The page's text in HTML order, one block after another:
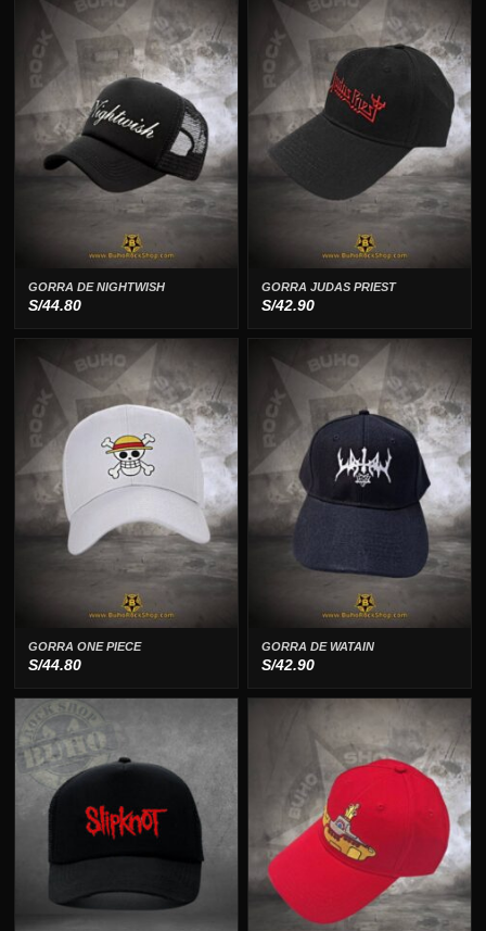
GORRA DE NIGHTWISH
S/44.80
GORRA JUDAS PRIEST
S/42.90
GORRA ONE PIECE
S/44.80
GORRA DE WATAIN
S/42.90